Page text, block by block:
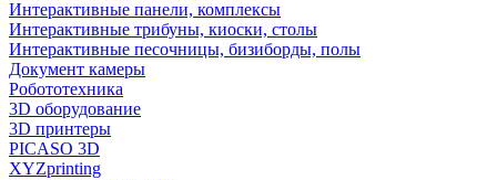
Интерактивные панели, комплексы
Интерактивные трибуны, киоски, столы
Интерактивные песочницы, бизиборды, полы
Документ камеры
Робототехника
3D оборудование
3D принтеры
PICASO 3D
XYZprinting